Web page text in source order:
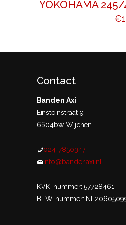
YOKOHAMA 245/
€
Contact
Banden Axi
Einsteinstraat 9
6604bw Wijchen
024-7850347
info@bandenaxi.nl
KVK-nummer: 57728461
BTW-nummer: